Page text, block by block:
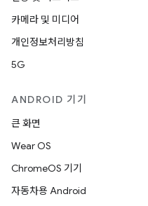
카메라 및 미디어
개인정보처리방침
5G
ANDROID 기기
큰 화면
Wear OS
ChromeOS 기기
자동차용 Android